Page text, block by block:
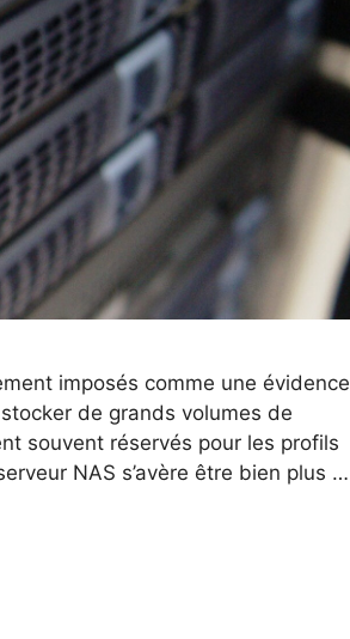
imposés comme une évidence
de grands volumes de
souvent réservés pour les profils
NAS s’avère être bien plus …